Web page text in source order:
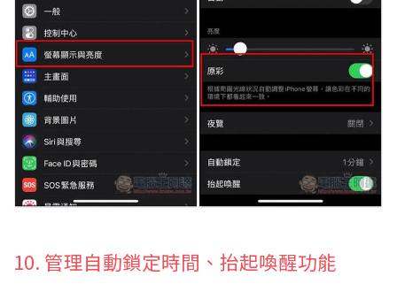
10. 管理自動鎖定時間、抬起喚醒功能